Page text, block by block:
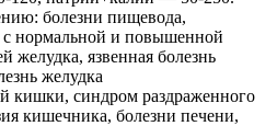
болезни пищевода,
с нормальной и повышенной
желудка, язвенная болезнь
желудка
кишки, синдром раздраженного
кишечника, болезни печени,